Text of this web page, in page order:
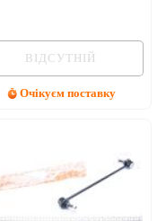
ВІДСУТНІЙ
Очікуєм поставку